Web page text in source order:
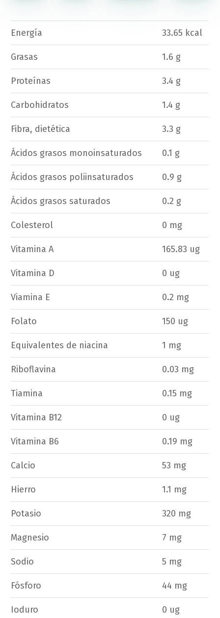
Energía 33.65 kcal
Grasas 1.6 g
Proteínas 3.4 g
Carbohidratos 1.4 g
Fibra, dietética 3.3 g
Ácidos grasos monoinsaturados 0.1 g
Ácidos grasos poliinsaturados 0.9 g
Ácidos grasos saturados 0.2 g
Colesterol 0 mg
Vitamina A 165.83 ug
Vitamina D 0 ug
Viamina E 0.2 mg
Folato 150 ug
Equivalentes de niacina 1 mg
Riboflavina 0.03 mg
Tiamina 0.15 mg
Vitamina B12 0 ug
Vitamina B6 0.19 mg
Calcio 53 mg
Hierro 1.1 mg
Potasio 320 mg
Magnesio 7 mg
Sodio 5 mg
Fósforo 44 mg
Ioduro 0 ug